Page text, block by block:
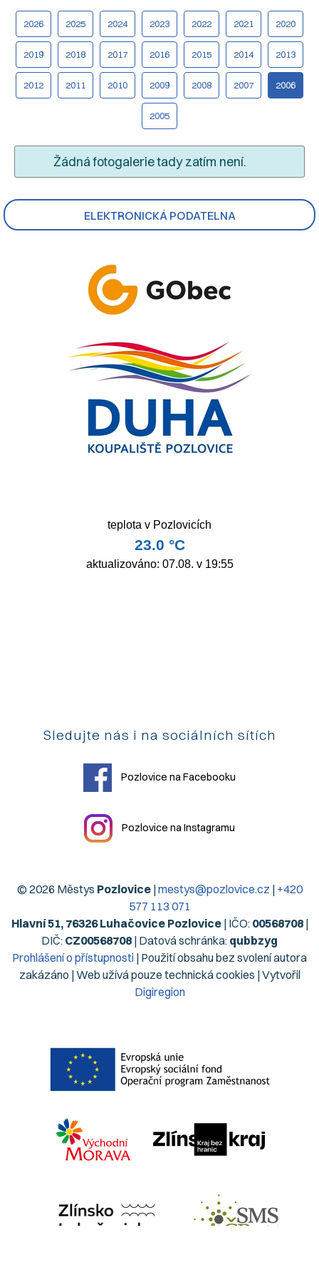
ELEKTRONICKÁ PODATELNA
2026 2025 2024 2023 2022 2021 2020
2019 2018 2017 2016 2015 2014 2013
2012 2011 2010 2009 2008 2007 2006
2005
Žádná fotogalerie tady zatím není.
Sledujte nás i na sociálních sítích
Pozlovice na Facebooku
Pozlovice na Instagramu
© 2026 Městys Pozlovice|mestys@pozlovice.cz | +420
577 113 071
Hlavní 51, 76326 Luhačovice Pozlovice| IČO: 00568708|
DIČ: CZ00568708 | Datová schránka: qubbzyg
Prohlášení o přístupnosti | Použití obsahu bez svolení autora
zakázáno | Web užívá pouze technická cookies | Vytvořil
Digiregion